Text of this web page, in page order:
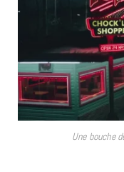
Une bouche